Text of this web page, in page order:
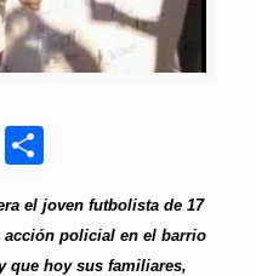
Messenger
el joven futbolista de 17
acción policial en el barrio
que hoy sus familiares,